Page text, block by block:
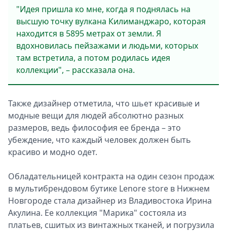
"Идея пришла ко мне, когда я поднялась на
высшую точку вулкана Килиманджаро, которая
находится в 5895 метрах от земли. Я
вдохновилась пейзажами и людьми, которых
там встретила, а потом родилась идея
коллекции", – рассказала она.
Также дизайнер отметила, что шьет красивые и
модные вещи для людей абсолютно разных
размеров, ведь философия ее бренда – это
убеждение, что каждый человек должен быть
красиво и модно одет.
Обладательницей контракта на один сезон продаж
в мультибрендовом бутике Lenore store в Нижнем
Новгороде стала дизайнер из Владивостока Ирина
Акулина. Ее коллекция "Марика" состояла из
платьев, сшитых из винтажных тканей, и погрузила